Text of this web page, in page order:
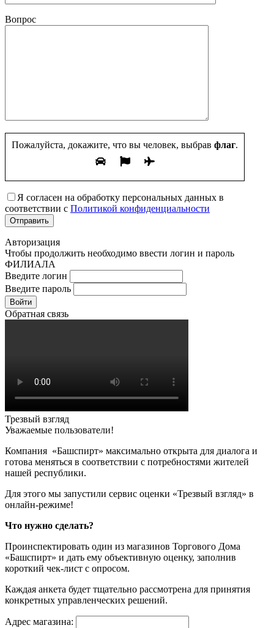
Вопрос
Пожалуйста, докажите, что вы человек, выбрав флаг.
Я согласен на обработку персональных данных в
соответствии с Политикой конфиденциальности
Авторизация
Чтобы продолжить необходимо ввести логин и пароль
ФИЛИАЛА
Введите логин
Введите пароль
Войти
Обратная связь
Трезвый взгляд
Уважаемые пользователи!
Компания «Башспирт» максимально открыта для диалога и
готова меняться в соответствии с потребностями жителей
нашей республики.
Для этого мы запустили сервис оценки «Трезвый взгляд» в
онлайн-режиме!
Что нужно сделать?
Проинспектировать один из магазинов Торгового Дома
«Башспирт» и дать ему объективную оценку, заполнив
короткий чек-лист с опросом.
Каждая анкета будет тщательно рассмотрена для принятия
конкретных управленческих решений.
Адрес магазина: